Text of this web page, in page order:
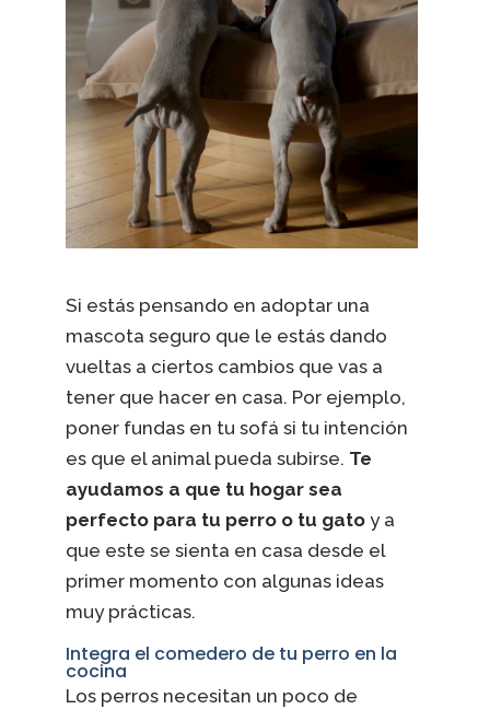
Si estás pensando en adoptar una
mascota seguro que le estás dando
vueltas a ciertos cambios que vas a
tener que hacer en casa. Por ejemplo,
poner fundas en tu sofá si tu intención
es que el animal pueda subirse. Te
ayudamos a que tu hogar sea
perfecto para tu perro o tu gatoy a
que este se sienta en casa desde el
primer momento con algunas ideas
muy prácticas.
Integra el comedero de tu perro en la
cocina
Los perros necesitan un poco de